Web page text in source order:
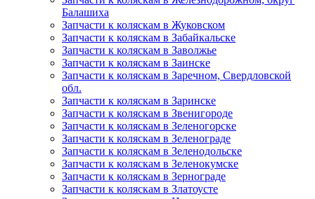
Балашиха
Запчасти к коляскам в Жуковском
Запчасти к коляскам в Забайкальске
Запчасти к коляскам в Заволжье
Запчасти к коляскам в Заинске
Запчасти к коляскам в Заречном, Свердловской
обл.
Запчасти к коляскам в Заринске
Запчасти к коляскам в Звенигороде
Запчасти к коляскам в Зеленогорске
Запчасти к коляскам в Зеленограде
Запчасти к коляскам в Зеленодольске
Запчасти к коляскам в Зеленокумске
Запчасти к коляскам в Зернограде
Запчасти к коляскам в Златоусте